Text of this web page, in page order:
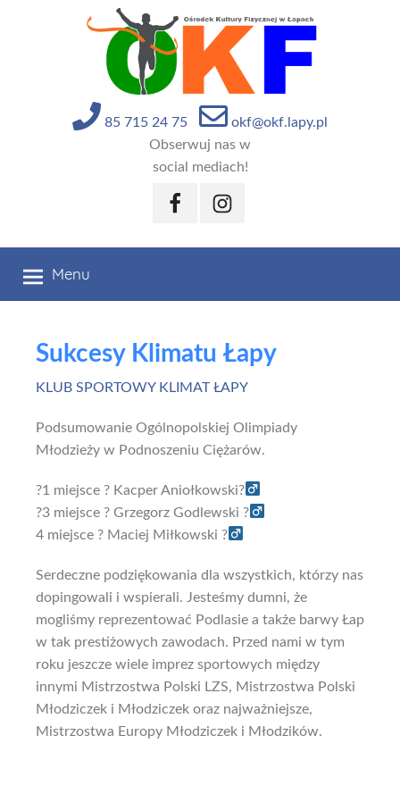
85 715 24 75
okf@okf.lapy.pl
Obserwuj nas w
social mediach!
FacebookInstagram
Menu
Sukcesy Klimatu Łapy
KLUB SPORTOWY KLIMAT ŁAPY
Podsumowanie Ogólnopolskiej Olimpiady
Młodzieży w Podnoszeniu Ciężarów.
?1 miejsce ? Kacper Aniołkowski?
?3 miejsce ? Grzegorz Godlewski ?
4 miejsce ? Maciej Miłkowski ?
Serdeczne podziękowania dla wszystkich, którzy nas
dopingowali i wspierali. Jesteśmy dumni, że
mogliśmy reprezentować Podlasie a także barwy Łap
w tak prestiżowych zawodach. Przed nami w tym
roku jeszcze wiele imprez sportowych między
innymi Mistrzostwa Polski LZS, Mistrzostwa Polski
Młodziczek i Młodziczek oraz najważniejsze,
Mistrzostwa Europy Młodziczek i Młodzików.